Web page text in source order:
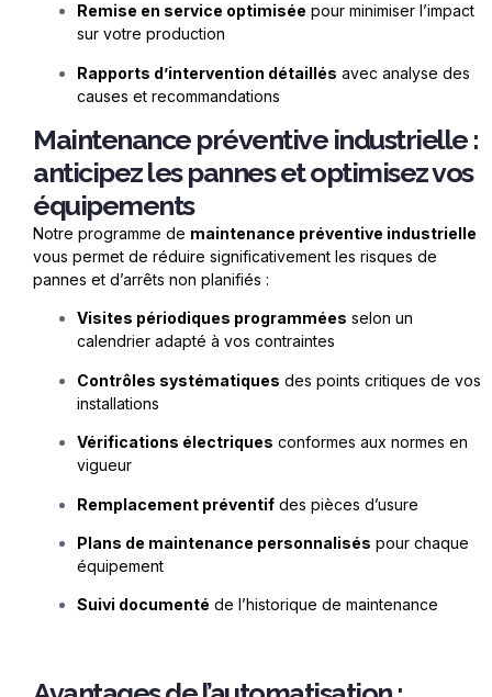
Remise en service optimisée pour minimiser l’impact
sur votre production
Rapports d’intervention détaillés avec analyse des
causes et recommandations
Maintenance préventive industrielle :
anticipez les pannes et optimisez vos
équipements
Notre programme de maintenance préventive industrielle
vous permet de réduire significativement les risques de
pannes et d’arrêts non planifiés :
Visites périodiques programmées selon un
calendrier adapté à vos contraintes
Contrôles systématiques des points critiques de vos
installations
Vérifications électriques conformes aux normes en
vigueur
Remplacement préventif des pièces d’usure
Plans de maintenance personnalisés pour chaque
équipement
Suivi documenté de l’historique de maintenance